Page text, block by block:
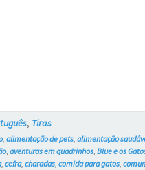
#761
, Tiras
, alimentação de pets, alimentação
, aventuras em quadrinhos, Blue e os
, cefra, charadas, comida para gatos,